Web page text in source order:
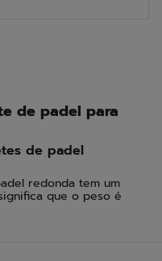
de padel para
de padel
redonda tem um
que o peso é